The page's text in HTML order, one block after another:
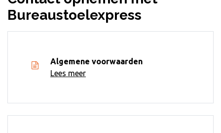
Bureaustoelexpress
Algemene voorwaarden
Lees meer